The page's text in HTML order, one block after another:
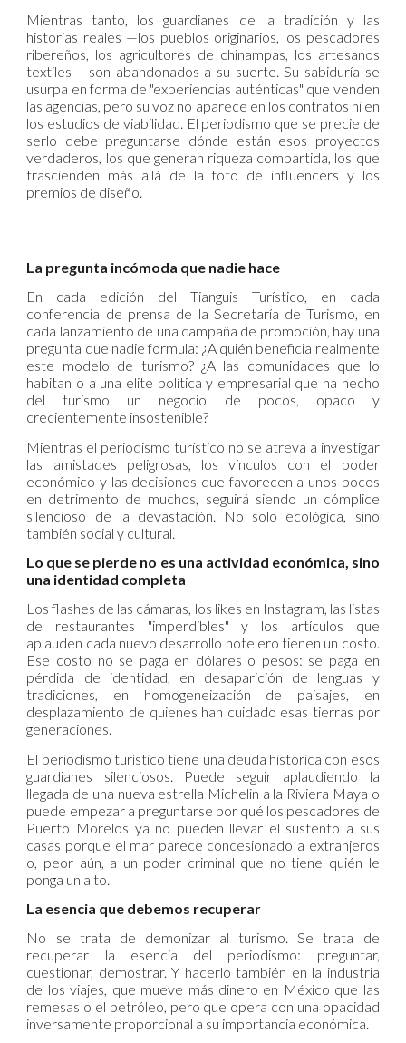
Mientras tanto, los guardianes de la tradición y las
historias reales —los pueblos originarios, los pescadores
ribereños, los agricultores de chinampas, los artesanos
textiles— son abandonados a su suerte. Su sabiduría se
usurpa en forma de "experiencias auténticas" que venden
las agencias, pero su voz no aparece en los contratos ni en
los estudios de viabilidad. El periodismo que se precie de
serlo debe preguntarse dónde están esos proyectos
verdaderos, los que generan riqueza compartida, los que
trascienden más allá de la foto de influencers y los
premios de diseño.
La pregunta incómoda que nadie hace
En cada edición del Tianguis Turístico, en cada
conferencia de prensa de la Secretaría de Turismo, en
cada lanzamiento de una campaña de promoción, hay una
pregunta que nadie formula: ¿A quién beneficia realmente
este modelo de turismo? ¿A las comunidades que lo
habitan o a una elite política y empresarial que ha hecho
del turismo un negocio de pocos, opaco y
crecientemente insostenible?
Mientras el periodismo turístico no se atreva a investigar
las amistades peligrosas, los vínculos con el poder
económico y las decisiones que favorecen a unos pocos
en detrimento de muchos, seguirá siendo un cómplice
silencioso de la devastación. No solo ecológica, sino
también social y cultural.
Lo que se pierde no es una actividad económica, sino
una identidad completa
Los flashes de las cámaras, los likes en Instagram, las listas
de restaurantes "imperdibles" y los artículos que
aplauden cada nuevo desarrollo hotelero tienen un costo.
Ese costo no se paga en dólares o pesos: se paga en
pérdida de identidad, en desaparición de lenguas y
tradiciones, en homogeneización de paisajes, en
desplazamiento de quienes han cuidado esas tierras por
generaciones.
El periodismo turístico tiene una deuda histórica con esos
guardianes silenciosos. Puede seguir aplaudiendo la
llegada de una nueva estrella Michelin a la Riviera Maya o
puede empezar a preguntarse por qué los pescadores de
Puerto Morelos ya no pueden llevar el sustento a sus
casas porque el mar parece concesionado a extranjeros
o, peor aún, a un poder criminal que no tiene quién le
ponga un alto.
La esencia que debemos recuperar
No se trata de demonizar al turismo. Se trata de
recuperar la esencia del periodismo: preguntar,
cuestionar, demostrar. Y hacerlo también en la industria
de los viajes, que mueve más dinero en México que las
remesas o el petróleo, pero que opera con una opacidad
inversamente proporcional a su importancia económica.